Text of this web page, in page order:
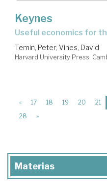
Keynes
useful economics for
Temin, Peter; Vines, David
Harvard University Press.
« 17 18 19 20 21
28
»
Materias